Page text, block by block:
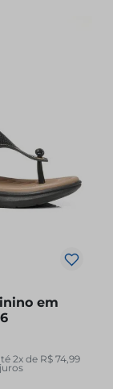
em
2x de R$ 74 99